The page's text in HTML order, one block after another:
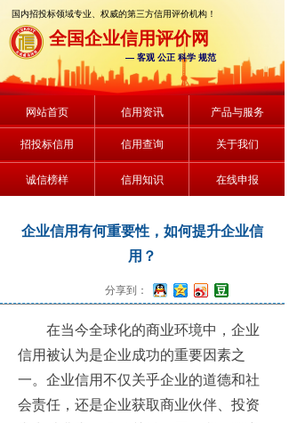
网站首页 信用资讯 产品与服务
招投标信用 信用查询 关于我们
诚信榜样 信用知识 在线申报
全国企业信用评价网
国内招投标领域专业、权威的第三方信用评价机构！
— 客观 公正 科学 规范
企业信用有何重要性，如何提升企业信
用？
在当今全球化的商业环境中，企业
信用被认为是企业成功的重要因素之
一。企业信用不仅关乎企业的道德和社
会责任，还是企业获取商业伙伴、投资
分享到：